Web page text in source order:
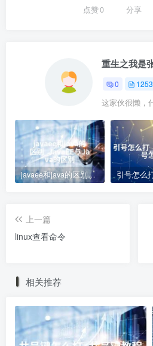
点赞0 分享
重生之我是
0 1253
这家伙很懒，
javaee和java的区别_JavaEE与Java的区别
上一篇
linux查看命令
相关推荐